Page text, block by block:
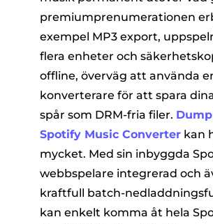
premiumprenumerationen
exempel MP3 export,
flera enheter och
offline, överväg att använda
konverterare för att spara
spår som DRM-fria filer.
Spotify Music Converterkan
mycket. Med sin inbyggda
webbspelare integrerad och
kraftfull batch-
kan enkelt komma åt hela